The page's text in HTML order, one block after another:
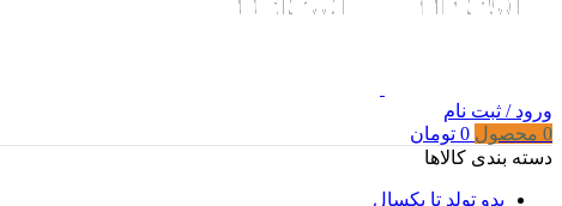
ورود / ثبت نام
0 محصول 0 تومان
دسته بندی کالاها
بدو تولد تا یکسال